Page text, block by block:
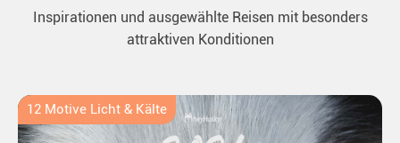
Inspirationen und ausgewählte Reisen mit besonders
attraktiven Konditionen
12 Motive Licht & Kälte